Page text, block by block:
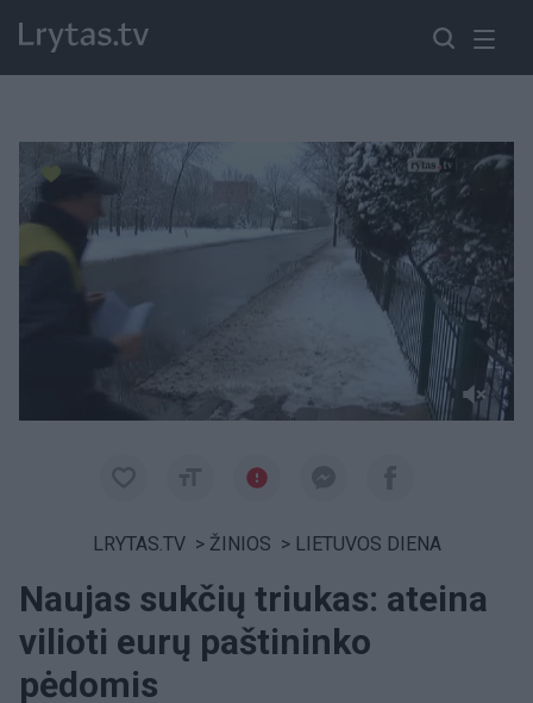
Paremkite Ukrainą
LRYTAS.TV > ŽINIOS > LIETUVOS DIENA
Naujas sukčių triukas: ateina
vilioti eurų paštininko
pėdomis